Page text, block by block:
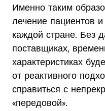
Именно таким
лечение пациентов
каждой стране. Без
поставщиках,
характеристиках
от реактивного
справиться с
«передовой».